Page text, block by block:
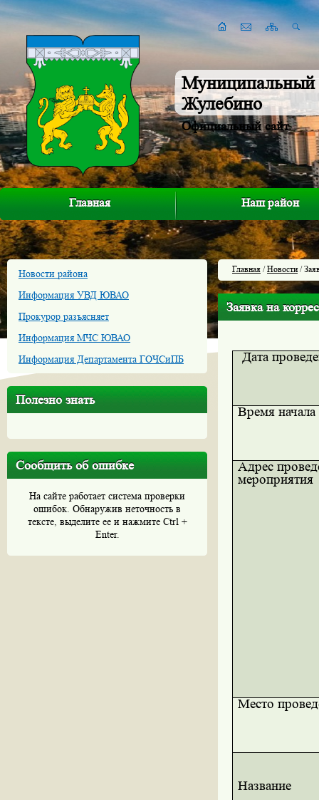
Муниципальный
Жулебино
Официальный сайт
Главная Наш район
Новости района
Информация УВД ЮВАО
Прокурор разъясняет
Информация МЧС ЮВАО
Информация Департамента ГОЧСиПБ
Полезно знать
Сообщить об ошибке
На сайте работает система проверки
ошибок. Обнаружив неточность в
тексте, выделите ее и нажмите Ctrl +
Enter.
Главная /Новости/
Заявка на
Дата
Время
Адрес
мероприятия
Место
Название